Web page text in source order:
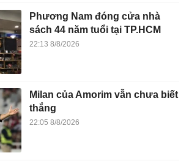
Phương Nam đóng cửa nhà
sách 44 năm tuổi tại TP.HCM
22:13 8/8/2026
Milan của Amorim vẫn chưa biết
thắng
22:05 8/8/2026